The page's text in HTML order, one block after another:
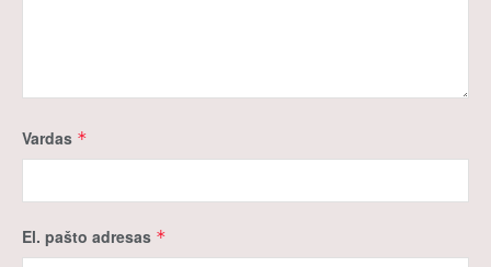
Vardas *
El. pašto adresas *